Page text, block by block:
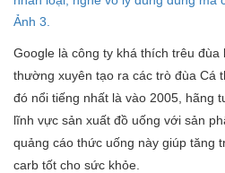
Google là công ty khá thích trêu
thường xuyên tạo ra các trò đùa Cá
đó nổi tiếng nhất là vào 2005, hãng
lĩnh vực sản xuất đồ uống với sản
quảng cáo thức uống này giúp tăng
carb tốt cho sức khỏe.